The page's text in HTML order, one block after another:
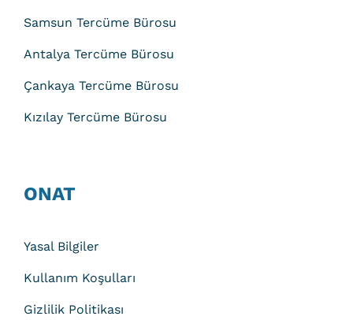
Samsun Tercüme Bürosu
Antalya Tercüme Bürosu
Çankaya Tercüme Bürosu
Kızılay Tercüme Bürosu
ONAT
Yasal Bilgiler
Kullanım Koşulları
Gizlilik Politikası